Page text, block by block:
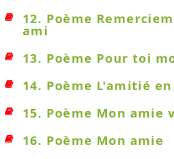
12. Poème
ami
13. Poème Pour toi
14. Poème L'amitié
15. Poème Mon amie
16. Poème Mon amie